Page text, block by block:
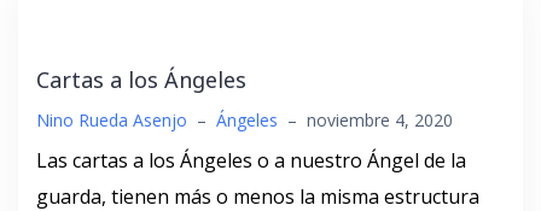
Cartas a los Ángeles
Nino Rueda Asenjo – Ángeles – noviembre 4, 2020
Las cartas a los Ángeles o a nuestro Ángel de la
guarda, tienen más o menos la misma estructura